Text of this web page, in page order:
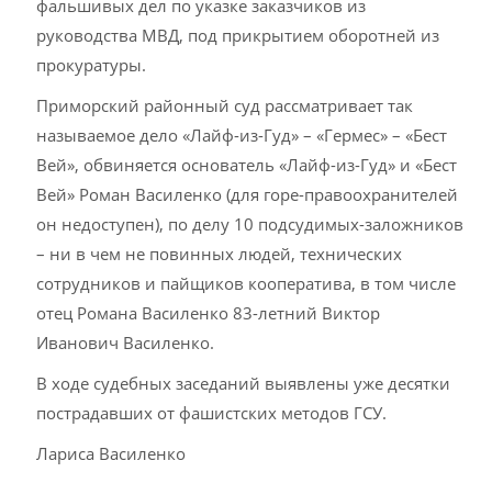
фальшивых дел по указке заказчиков из
руководства МВД, под прикрытием оборотней из
прокуратуры.
Приморский районный суд рассматривает так
называемое дело «Лайф-из-Гуд» – «Гермес» – «Бест
Вей», обвиняется основатель «Лайф-из-Гуд» и «Бест
Вей» Роман Василенко (для горе-правоохранителей
он недоступен), по делу 10 подсудимых-заложников
– ни в чем не повинных людей, технических
сотрудников и пайщиков кооператива, в том числе
отец Романа Василенко 83-летний Виктор
Иванович Василенко.
В ходе судебных заседаний выявлены уже десятки
пострадавших от фашистских методов ГСУ.
Лариса Василенко